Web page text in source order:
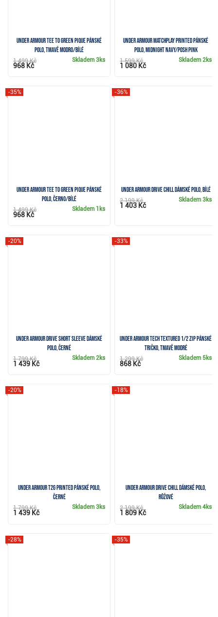
Under Armour Tee To Green Pique pánské
polo, tmavě modro/bílé
Skladem3ks
1 499 Kč
968 Kč
Under Armour Matchplay Printed pánské
polo, midnight navy/posh pink
Skladem 2ks
1 599 Kč
1 080 Kč
Under Armour Tee To Green Pique pánské
polo, černo/bílé
-35%
Skladem 1ks
1 499 Kč
968 Kč
Under Armour Drive Chill dámské polo, bílé
-36%
Skladem3ks
2 199 Kč
1 403 Kč
Under Armour Drive Short Sleeve dámské
polo, černé
-20%
Skladem2ks
1 799 Kč
1 439 Kč
Under Armour Tech Textured 1/2 Zip pánské
tričko, tmavě modré
-33%
Skladem 5ks
1 299 Kč
868 Kč
Under Armour T2G Printed pánské polo,
černé
-20%
Skladem3ks
1 799 Kč
1 439 Kč
Under Armour Drive Chill dámské polo,
růžové
-18%
Skladem4ks
2 199 Kč
1 809 Kč
-28% -35%